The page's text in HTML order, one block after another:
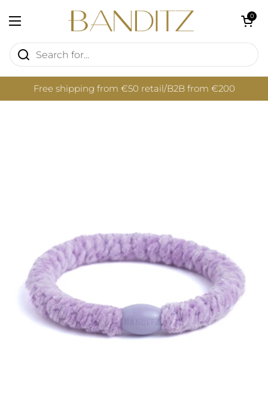
Open menu
Open cart
0
Free shipping from €50 retail/B2B from €200